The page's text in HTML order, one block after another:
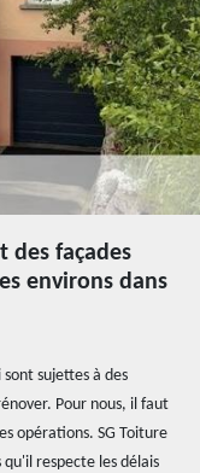
des façades
environs dans
sont sujettes à des
Pour nous, il faut
opérations. SG Toiture
respecte les délais